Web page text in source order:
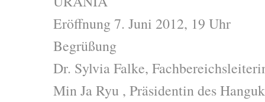
Eröffnung 7. Juni 2012, 19 Uhr
Begrüßung
Dr. Sylvia Falke,
Min Ja Ryu , Präsidentin des